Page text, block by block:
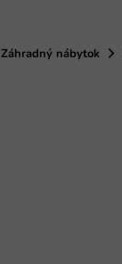
Záhradný nábytok